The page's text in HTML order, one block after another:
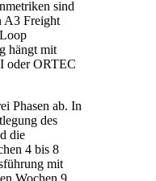
sind
A3 Freight
hängt mit
oder ORTEC
Phasen ab. In
des
die
4 bis 8
mit
Wochen 9